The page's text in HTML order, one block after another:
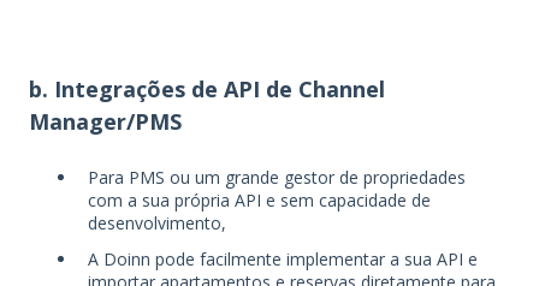
b. Integrações de API de Channel
Manager/PMS
Para PMS ou um grande gestor de propriedades
com a sua própria API e sem capacidade de
desenvolvimento,
A Doinn pode facilmente implementar a sua API e